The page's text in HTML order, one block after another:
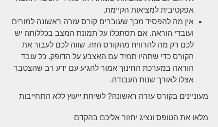
אפקטיבית למציאות הקיימת.
אין מה להפסיד מכך שעוברים קורס עזרה ראשונה למורים
ועובדי הוראה. אם תסתכלו על תמונת המצב בכללותה יש
לכם רק מה להרוויח מהקורס הזה. שווה לכם לעבור את
הקורס כדי שתהיו תמיד עם האצבע על הדופק. כל עובד
הוראה במערכת החינוך אמור להגיע עם ידע רב שהצטבר
אצלו לאורך שנות העבודה.
מעוניינים בקורס עזרה ראשונה? לשיחת ייעוץ ללא התחייבות
מלאו את הטופס ונציג יחזור אליכם בהקדם